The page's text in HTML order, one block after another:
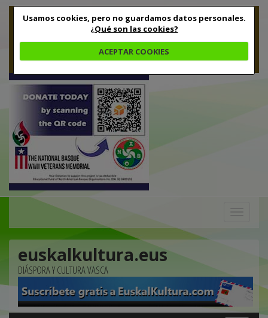
Usamos cookies, pero no guardamos datos personales.
¿Qué son las cookies?
ACEPTAR COOKIES
euskalkultura.eus
DIÁSPORA Y CULTURA VASCA